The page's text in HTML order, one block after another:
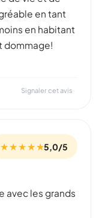
en tant
en habitant
dommage!
Signaler cet avis
★ ★ ★ ★ ★5,0/5
avec les grands